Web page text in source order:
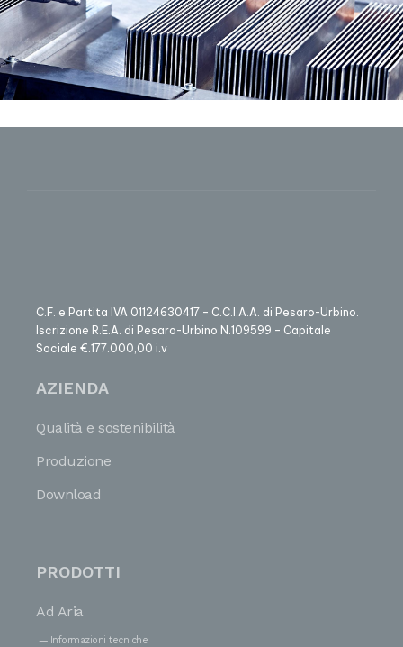
C.F. e Partita IVA 01124630417 – C.C.I.A.A. di Pesaro-Urbino.
Iscrizione R.E.A. di Pesaro-Urbino N.109599 – Capitale
Sociale €.177.000,00 i.v
AZIENDA
Qualità e sostenibilità
Produzione
Download
PRODOTTI
Ad Aria
Informazioni tecniche